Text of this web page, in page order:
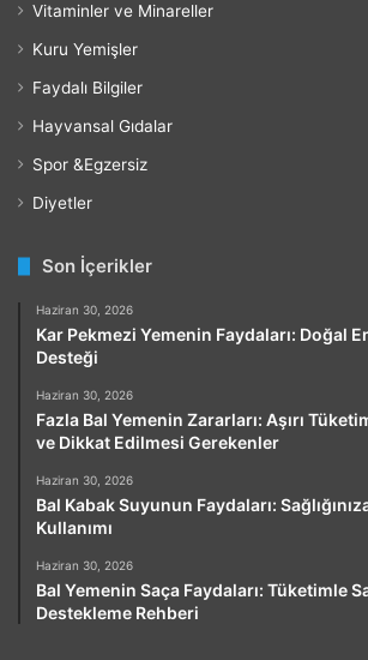
Vitaminler ve Minareller
Kuru Yemişler
Faydalı Bilgiler
Hayvansal Gıdalar
Spor &Egzersiz
Diyetler
Son İçerikler
Haziran 30, 2026
Kar Pekmezi Yemenin Faydaları: Doğal
Desteği
Haziran 30, 2026
Fazla Bal Yemenin Zararları: Aşırı
ve Dikkat Edilmesi Gerekenler
Haziran 30, 2026
Bal Kabak Suyunun Faydaları:
Kullanımı
Haziran 30, 2026
Bal Yemenin Saça Faydaları: Tüketimle
Destekleme Rehberi